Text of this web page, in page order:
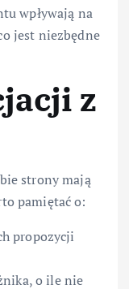
wpływają na
jest niezbędne
z
strony mają
pamiętać o:
propozycji
o ile nie